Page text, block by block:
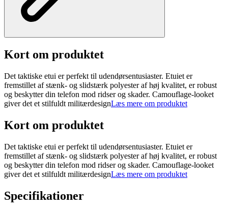
Kort om produktet
Det taktiske etui er perfekt til udendørsentusiaster. Etuiet er
fremstillet af stænk- og slidstærk polyester af høj kvalitet, er robust
og beskytter din telefon mod ridser og skader. Camouflage-looket
giver det et stilfuldt militærdesignLæs mere om produktet
Kort om produktet
Det taktiske etui er perfekt til udendørsentusiaster. Etuiet er
fremstillet af stænk- og slidstærk polyester af høj kvalitet, er robust
og beskytter din telefon mod ridser og skader. Camouflage-looket
giver det et stilfuldt militærdesignLæs mere om produktet
Specifikationer